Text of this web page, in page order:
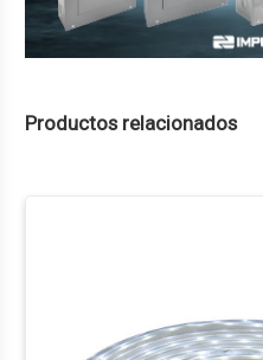
Productos relacionados